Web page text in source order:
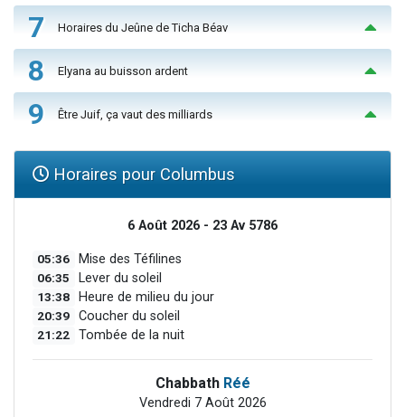
7 Horaires du Jeûne de Ticha Béav
8 Elyana au buisson ardent
9 Être Juif, ça vaut des milliards
Horaires pour Columbus
6 Août 2026 - 23 Av 5786
05:36 Mise des Téfilines
06:35 Lever du soleil
13:38 Heure de milieu du jour
20:39 Coucher du soleil
21:22 Tombée de la nuit
Chabbath Réé
Vendredi 7 Août 2026